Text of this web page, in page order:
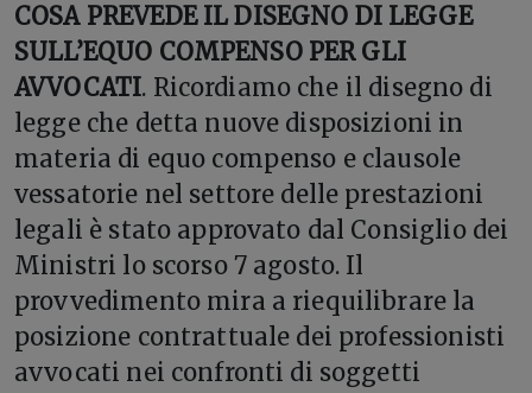
COSA PREVEDE IL DISEGNO DI LEGGE
SULL’EQUO COMPENSO PER GLI
AVVOCATI. Ricordiamo che il disegno di
legge che detta nuove disposizioni in
materia di equo compenso e clausole
vessatorie nel settore delle prestazioni
legali è stato approvato dal Consiglio dei
Ministri lo scorso 7 agosto. Il
provvedimento mira a riequilibrare la
posizione contrattuale dei professionisti
avvocati nei confronti di soggetti